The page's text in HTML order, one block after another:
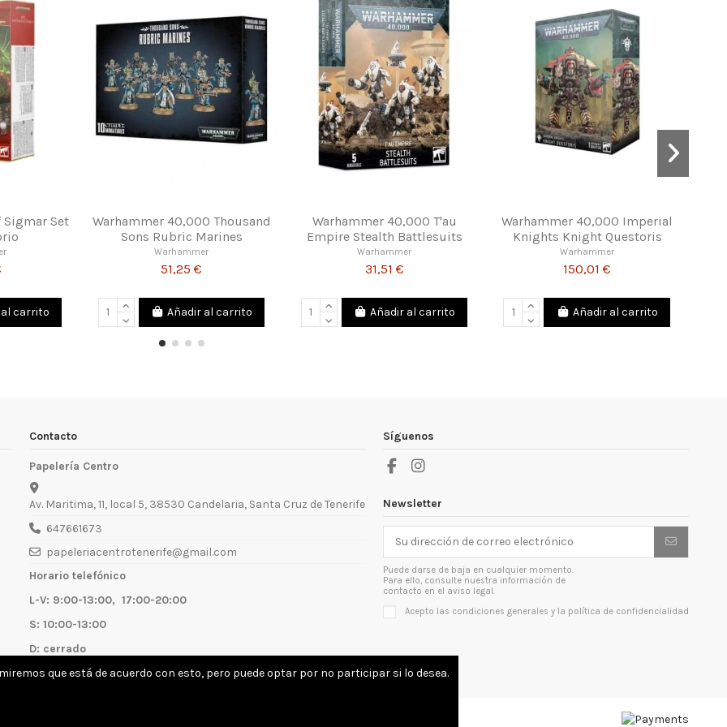
Age of Sigmar
Aggradon Lancers
Añadir al carrito
Warhammer Age of Sigmar
Gloomspite Gitz Squig Herd
Añadir al carrito
Warhammer 40,000 Astra
Militarum Leman Russ Battle
View
Warhammer 40,000
Immortals
Añadir al carrito
Contacto
Papelería Centro
Av. Maritima, 11, local 5, 38530 Candelaria, Santa Cruz de Tenerife
647661673
papeleriacentrotenerife@gmail.com
Horario telefónico
L-V: 9:00-13:00, 17:00-20:00
S: 10:00-13:00
D: cerrado
Síguenos
Newsletter
Puede darse de baja en cualquier momento.
Para ello, consulte nuestra información de
contacto en el aviso legal.
Acepto las condiciones generales y la política de confidencialidad
que está de acuerdo con esto, pero puede optar por no participar si lo desea.